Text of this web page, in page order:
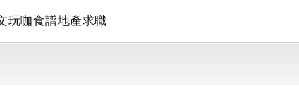
玩咖食譜地產求職